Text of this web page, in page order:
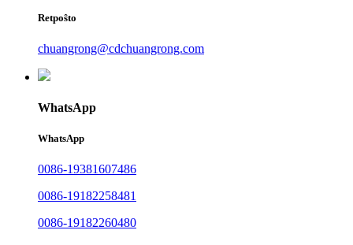
Retpoŝto
chuangrong@cdchuangrong.com
WhatsApp
WhatsApp
0086-19381607486
0086-19182258481
0086-19182260480